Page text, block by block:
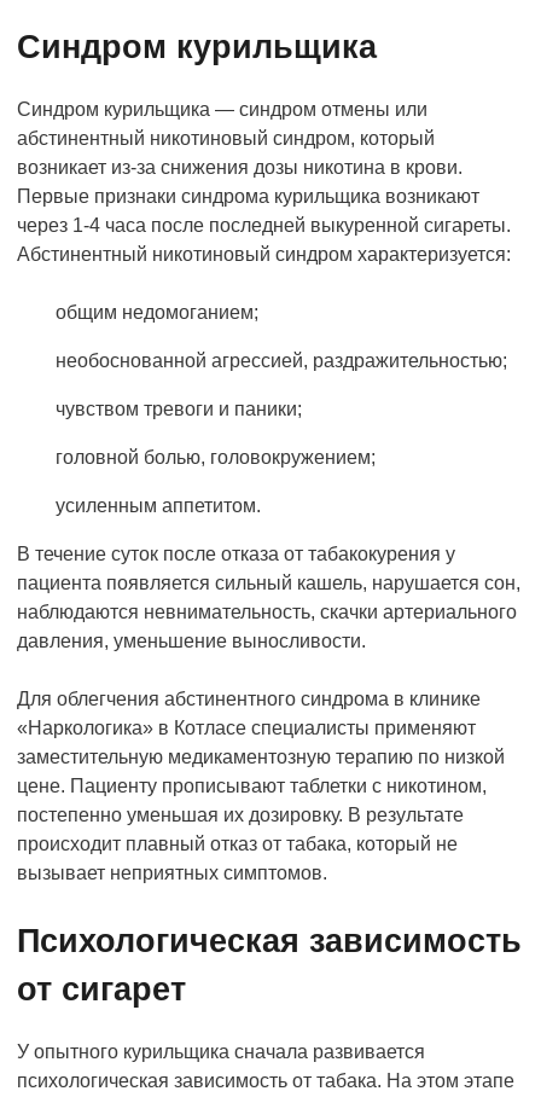
Синдром курильщика
Синдром курильщика — синдром отмены или
абстинентный никотиновый синдром, который
возникает из-за снижения дозы никотина в крови.
Первые признаки синдрома курильщика возникают
через 1-4 часа после последней выкуренной сигареты.
Абстинентный никотиновый синдром характеризуется:
общим недомоганием;
необоснованной агрессией, раздражительностью;
чувством тревоги и паники;
головной болью, головокружением;
усиленным аппетитом.
В течение суток после отказа от табакокурения у
пациента появляется сильный кашель, нарушается сон,
наблюдаются невнимательность, скачки артериального
давления, уменьшение выносливости.
Для облегчения абстинентного синдрома в клинике
«Наркологика» в Котласе специалисты применяют
заместительную медикаментозную терапию по низкой
цене. Пациенту прописывают таблетки с никотином,
постепенно уменьшая их дозировку. В результате
происходит плавный отказ от табака, который не
вызывает неприятных симптомов.
Психологическая зависимость
от сигарет
У опытного курильщика сначала развивается
психологическая зависимость от табака. На этом этапе